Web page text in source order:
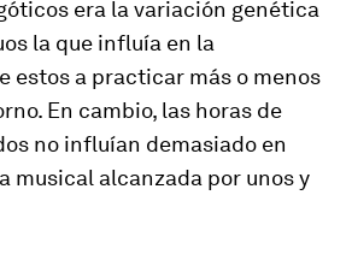
era la variación genética
la que influía en la
estos a practicar más o menos
En cambio, las horas de
no influían demasiado en
musical alcanzada por unos y